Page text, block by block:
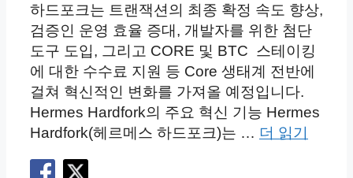
하드포크는 트랜잭션의 최종 확정 속도 향상,
검증인 운영 효율 증대, 개발자를 위한 첨단
도구 도입, 그리고 CORE 및 BTC 스테이킹
에 대한 수수료 지원 등 Core 생태계 전반에
걸쳐 혁신적인 변화를 가져올 예정입니다.
Hermes Hardfork의 주요 혁신 기능 Hermes
Hardfork(헤르메스 하드포크)는 … 더 읽기